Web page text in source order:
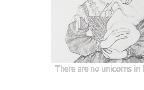
There are no unicorns in